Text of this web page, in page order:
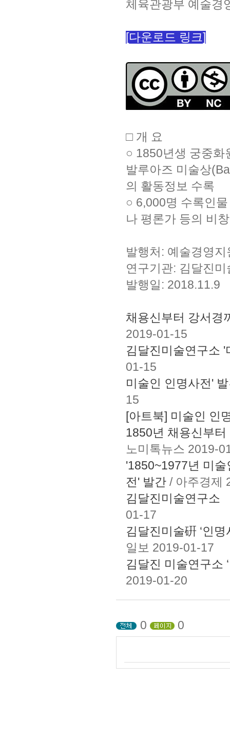
체육관광부 예술경
[다운로드 링크]
□ 개 요
○ 1850년생 궁중화
발루아즈 미술상
의 활동정보 수록
○ 6,000명 수록인
나 평론가 등의 비
발행처: 예술경영지
연구기관: 김달진
발행일: 2018.11.9
채용신부터 강서경
2019-01-15
김달진미술연구소
01-15
미술인 인명사전'
15
[아트북] 미술인 인
1850년 채용신부
노미톡뉴스 2019-
'1850~1977년 미
전' 발간 / 아주경제
김달진미술연구소
01-17
김달진미술硏 ‘인
일보 2019-01-17
김달진 미술연구소
2019-01-20
0 0